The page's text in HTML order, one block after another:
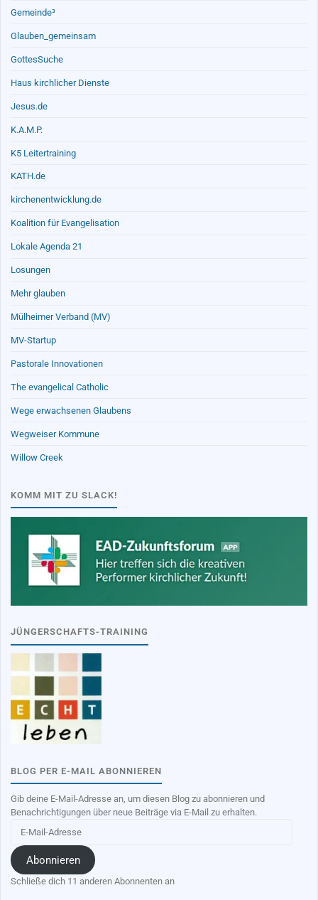
Gemeinde³
Glauben_gemeinsam
GottesSuche
Haus kirchlicher Dienste
Jesus.de
K.A.M.P.
K5 Leitertraining
KATH.de
kirchenentwicklung.de
Koalition für Evangelisation
Lokale Agenda 21
Losungen
Mehr glauben
Mülheimer Verband (MV)
MV-Startup
Pastorale Innovationen
The evangelical Catholic
Wege erwachsenen Glaubens
Wegweiser Kommune
Willow Creek
KOMM MIT ZU SLACK!
JÜNGERSCHAFTS-TRAINING
BLOG PER E-MAIL ABONNIEREN
Gib deine E-Mail-Adresse an, um diesen Blog zu abonnieren und
Benachrichtigungen über neue Beiträge via E-Mail zu erhalten.
Mail-
Adresse
Abonnieren
Schließe dich 11 anderen Abonnenten an